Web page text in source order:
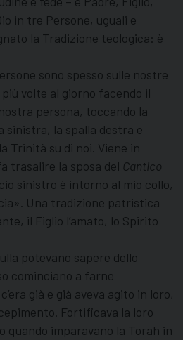
in tre Persone, uguali e
la Tradizione teologica: è
sono spesso sulle nostre
volte al giorno facendo il
persona, toccando la
la spalla destra e
Trinità su di noi. Viene in
trasalire la sposa del Cantico
sinistro è intorno al mio collo,
Una tradizione patristica
il Figlio l’amato, lo Spirito
potevano sapere dello
cominciano a farne
già e già aveva agito in loro,
Fortificava la loro
quando imparavano la Torah in